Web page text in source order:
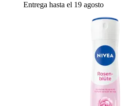
Entrega hasta el 19 agosto